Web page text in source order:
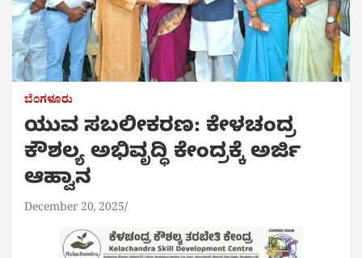
ಬೆಂಗಳೂರು
ಯುವ ಸಬಲೀಕರಣ: ಕೇಳಚಂದ್ರ
ಕೌಶಲ್ಯ ಅಭಿವೃದ್ಧಿ ಕೇಂದ್ರಕ್ಕೆ ಅರ್ಜಿ
ಆಹ್ವಾನ
December 20, 2025